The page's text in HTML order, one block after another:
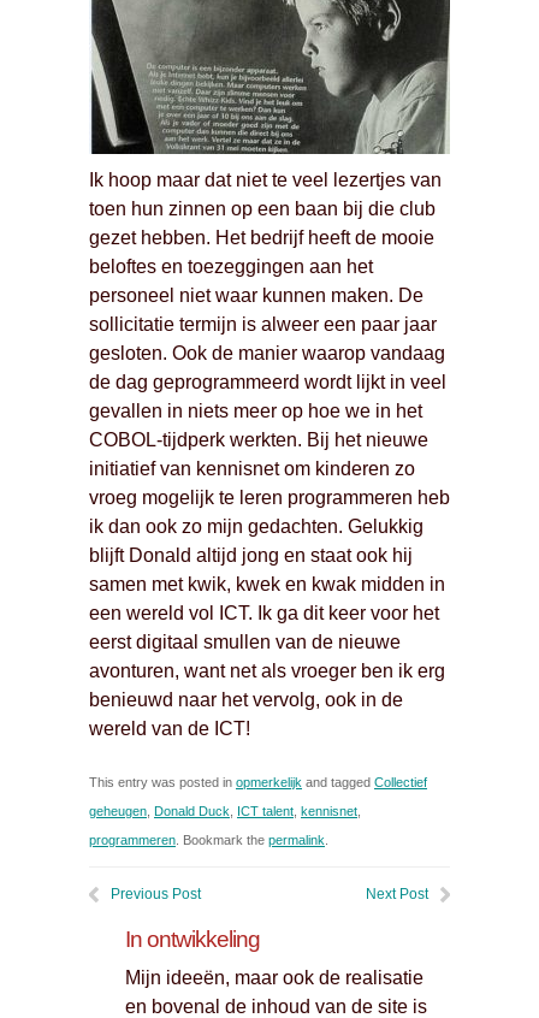
Ik hoop maar dat niet te veel lezertjes van
toen hun zinnen op een baan bij die club
gezet hebben. Het bedrijf heeft de mooie
beloftes en toezeggingen aan het
personeel niet waar kunnen maken. De
sollicitatie termijn is alweer een paar jaar
gesloten. Ook de manier waarop vandaag
de dag geprogrammeerd wordt lijkt in veel
gevallen in niets meer op hoe we in het
COBOL-tijdperk werkten. Bij het nieuwe
initiatief van kennisnet om kinderen zo
vroeg mogelijk te leren programmeren heb
ik dan ook zo mijn gedachten. Gelukkig
blijft Donald altijd jong en staat ook hij
samen met kwik, kwek en kwak midden in
een wereld vol ICT. Ik ga dit keer voor het
eerst digitaal smullen van de nieuwe
avonturen, want net als vroeger ben ik erg
benieuwd naar het vervolg, ook in de
wereld van de ICT!
This entry was posted in opmerkelijk and tagged Collectief
geheugen Donald Duck ICT talent kennisnet
programmeren . Bookmark the permalink
Previous Post Next Post
In ontwikkeling
Mijn ideeën, maar ook de realisatie
en bovenal de inhoud van de site is